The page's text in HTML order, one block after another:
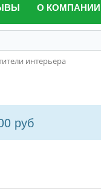
О КОМПАНИИ
интерьера
руб